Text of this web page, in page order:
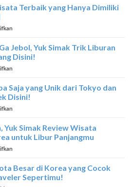
Hemat,
Yuk
Terbaik
Di
Terbaik yang Hanya Dimiliki
Destinasi
Wisata
Terbaik
Dimiliki
Oleh
Jebol, Yuk Simak Trik Liburan
Disini!
Kantong
Ga
Jebol,
Trik
Liburan
Disini!
Saja yang Unik dari Tokyo dan
Disini!
Tahu
Apa
Saja
dari
Tokyo
Yuk Simak Review Wisata
untuk Libur Panjangmu
Ga
Bosen,
Yuk
Besar di Korea yang Cocok
Sepertimu!